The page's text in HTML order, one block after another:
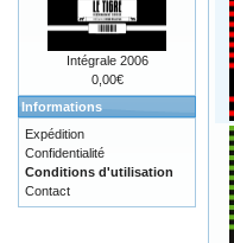
Intégrale 2006
0,00€
Informations
Expédition
Confidentialité
Conditions d'utilisation
Contact